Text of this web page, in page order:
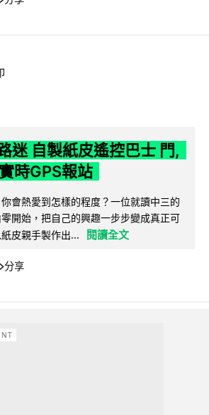
迷 自製紙皮遙控巴士 門,
時GPS報站
會熱愛到怎樣的程度？一位就讀中三的
開始，把自己的興趣一步步變成真正可
皮親手製作出...
閱讀全文
分享